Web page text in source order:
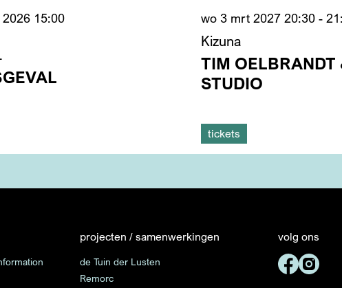
2026 15:00
Kizuna
TIM OELBRANDT
STUDIO
wo 3 mrt 2027 20:30 -
tickets
projecten / samenwerkingen
de Tuin der Lusten
Remorc
volg ons